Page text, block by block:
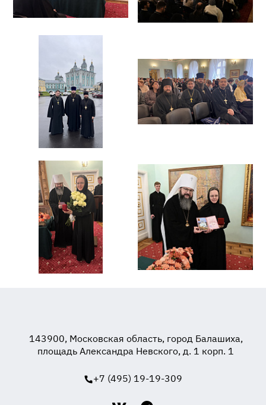
143900, Московская область, город Балашиха,
площадь Александра Невского, д. 1 корп. 1
+7 (495) 19-19-309